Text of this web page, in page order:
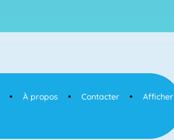
À propos Contacter
Afficher